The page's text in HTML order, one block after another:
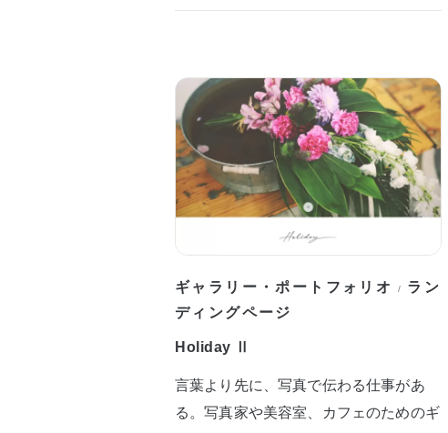
ギャラリー・ポートフォリオ / ラン
ディングページ
Holiday Ⅱ
言葉より先に、写真で伝わる仕事があ
る。写真家や美容室、カフェのためのギ